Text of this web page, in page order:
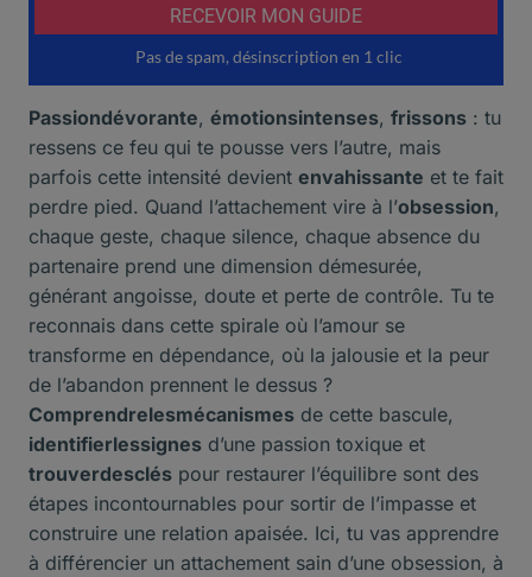
Passiondévorante, émotionsintenses, frissons : tu
ressens ce feu qui te pousse vers l’autre, mais
parfois cette intensité devient envahissante et te fait
perdre pied. Quand l’attachement vire à l’obsession,
chaque geste, chaque silence, chaque absence du
partenaire prend une dimension démesurée,
générant angoisse, doute et perte de contrôle. Tu te
reconnais dans cette spirale où l’amour se
transforme en dépendance, où la jalousie et la peur
de l’abandon prennent le dessus ?
Comprendrelesmécanismes de cette bascule,
identifierlessignes d’une passion toxique et
trouverdesclés pour restaurer l’équilibre sont des
étapes incontournables pour sortir de l’impasse et
construire une relation apaisée. Ici, tu vas apprendre
à différencier un attachement sain d’une obsession, à